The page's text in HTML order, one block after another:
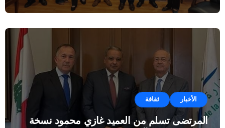
الأخبار ثقافة
المرتضى تسلم من العميد غازي محمود نسخة